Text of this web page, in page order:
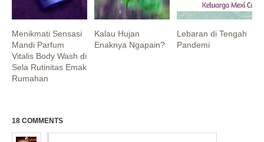
Menikmati Sensasi
Mandi Parfum
Vitalis Body Wash di
Sela Rutinitas Emak
Rumahan
Kalau Hujan
Enaknya Ngapain?
Lebaran di Tengah
Pandemi
18 COMMENTS